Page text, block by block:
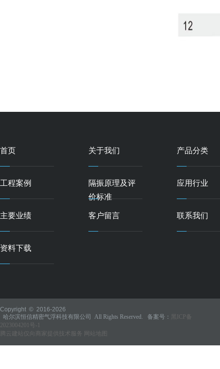
首页 关于我们 产品分类
工程案例
隔振原理及评
价标准
应用行业
主要业绩 客户留言 联系我们
资料下载
Copyright © 2016-2026
哈尔滨恒信精密气浮科技有限公司 All Rights Reserved. 备案号： 黑ICP备
2023004201号-1
腾云建站仅向商家提供技术服务
网站地图